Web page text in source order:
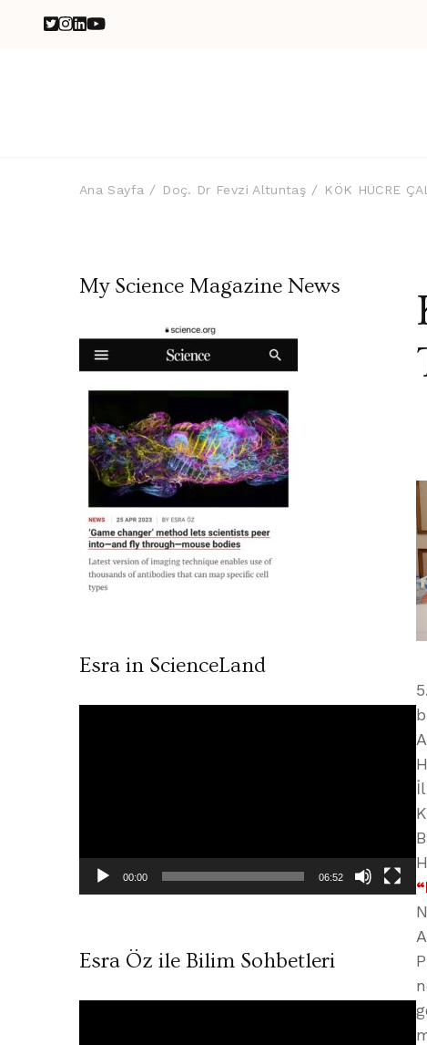
Ana Sayfa Doç. Dr Fevzi Altuntaş KÖK HÜCRE
My Science Magazine News
Esra in ScienceLand
00:00 06:52
Esra Öz ile Bilim Sohbetleri